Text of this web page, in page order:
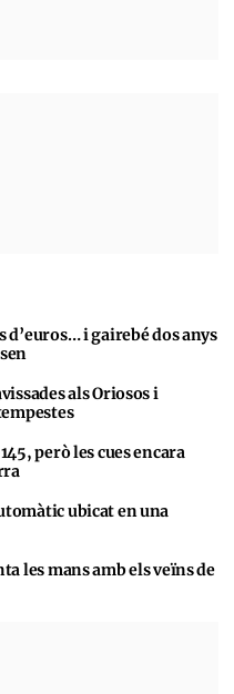
d’euros… i gairebé dos anys
als Oriosos i
però les cues encara
ubicat en una
les mans amb els veïns de